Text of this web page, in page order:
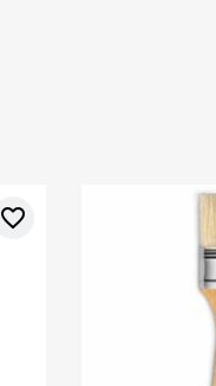
favorite_border